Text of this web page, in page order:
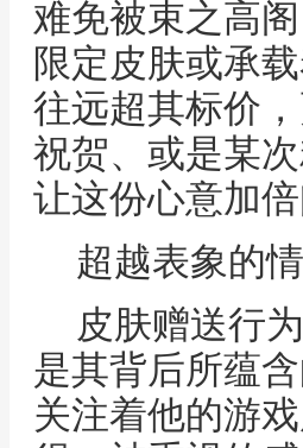
难免被束之高
限定皮肤或承
往远超其标价
祝贺、或是某
让这份心意加倍
超越表象的
皮肤赠送行
是其背后所蕴
关注着他的游